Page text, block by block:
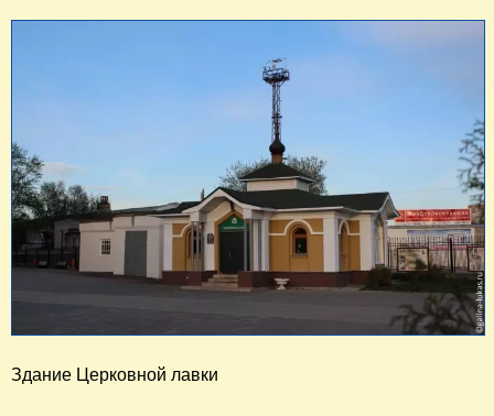
Здание Церковной лавки